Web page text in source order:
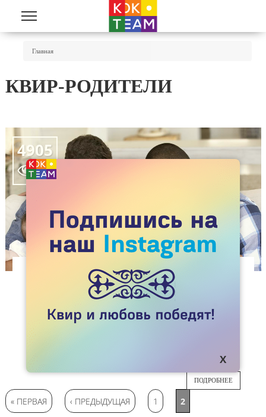
Перейти к основному содержанию
Главная
КВИР-РОДИТЕЛИ
4905

ОПЫТ КВИР-РОДИТЕЛЬСТВА В США
29
Опыт воспитания детей в однополых семьях в
ПОДРОБНЕЕ
Страницы
« ПЕРВАЯ ‹ ПРЕДЫДУЩАЯ 1 2